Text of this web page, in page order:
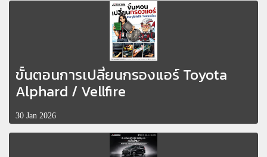
ขั้นตอนการเปลี่ยนกรองแอร์ Toyota
Alphard / Vellfire
30 Jan 2026